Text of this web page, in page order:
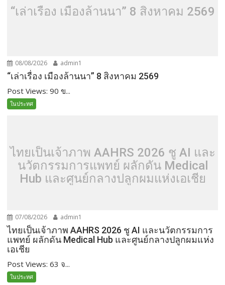
“เล่าเรื่อง เมืองล้านนา” 8 สิงหาคม 2569
08/08/2026 admin1
“เล่าเรื่อง เมืองล้านนา” 8 สิงหาคม 2569
Post Views: 90 ข...
ในประทศ
ไทยเป็นเจ้าภาพ AAHRS 2026 ชู AI และ
นวัตกรรมการแพทย์ ผลักดัน Medical
Hub และศูนย์กลางปลูกผมแห่งเอเชีย
07/08/2026 admin1
ไทยเป็นเจ้าภาพ AAHRS 2026 ชู AI และนวัตกรรมการ
แพทย์ ผลักดัน Medical Hub และศูนย์กลางปลูกผมแห่ง
เอเชีย
Post Views: 63 จ...
ในประทศ